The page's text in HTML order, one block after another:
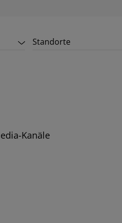
Standorte
Kanäle